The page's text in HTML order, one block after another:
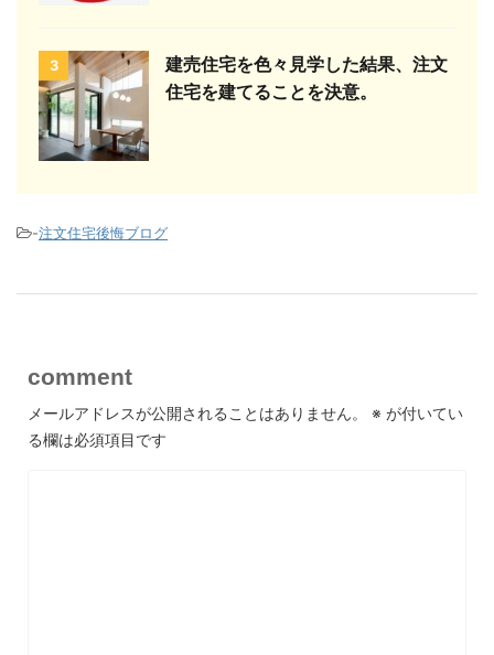
3
建売住宅を色々見学した結果、注文
住宅を建てることを決意。
-注文住宅後悔ブログ
comment
メールアドレスが公開されることはありません。 ※ が付いてい
る欄は必須項目です